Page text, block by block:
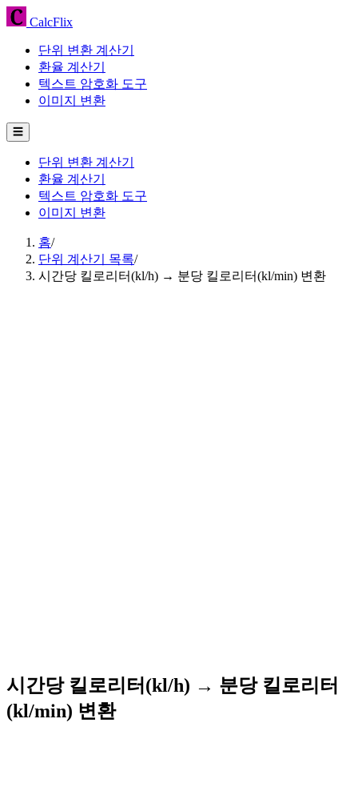
CalcFlix
단위 변환 계산기
환율 계산기
텍스트 암호화 도구
이미지 변환
☰
단위 변환 계산기
환율 계산기
텍스트 암호화 도구
이미지 변환
홈/
단위 계산기 목록/
시간당 킬로리터(kl/h) → 분당 킬로리터(kl/min) 변환
시간당 킬로리터(kl/h) → 분당 킬로리터
(kl/min) 변환